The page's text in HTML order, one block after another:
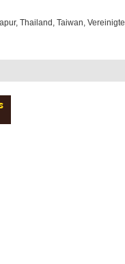
Thailand, Taiwan, Vereinigte